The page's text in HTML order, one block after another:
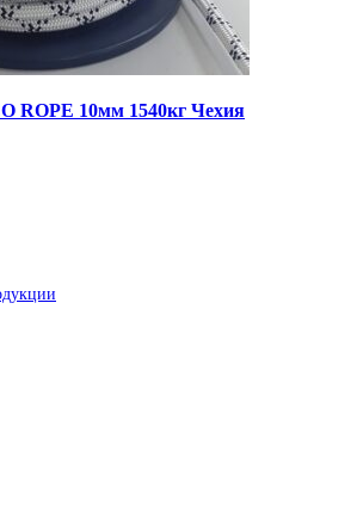
ROPE 10мм 1540кг Чехия